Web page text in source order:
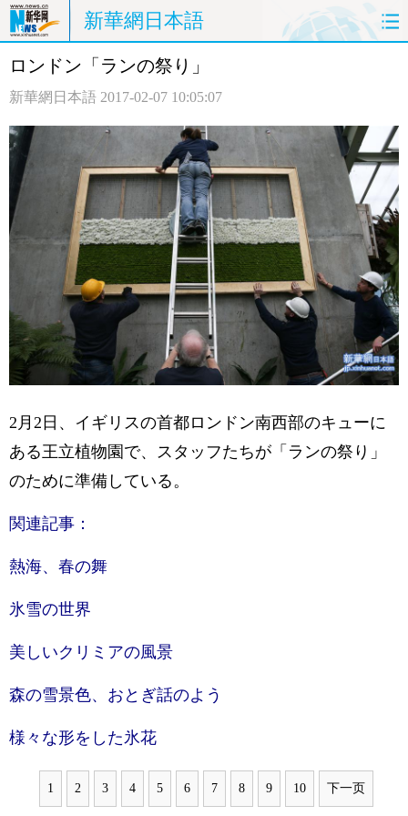
新華網日本語
ホームページ 政治
観光 評論 写真
中日対訳
ロンドン「ランの祭り」
新華網日本語 2017-02-07 10:05:07
2月2日、イギリスの首都ロンドン南西部のキューに
ある王立植物園で、スタッフたちが「ランの祭り」
のために準備している。
関連記事：
熱海、春の舞
氷雪の世界
美しいクリミアの風景
森の雪景色、おとぎ話のよう
様々な形をした氷花
1 2 3 4 5 6 7 8 9 10 下一页